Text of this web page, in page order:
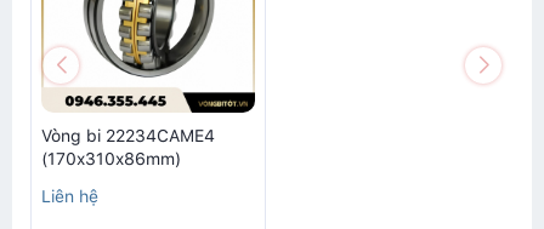
Vòng bi 22234CAME4
(170x310x86mm)
Liên hệ